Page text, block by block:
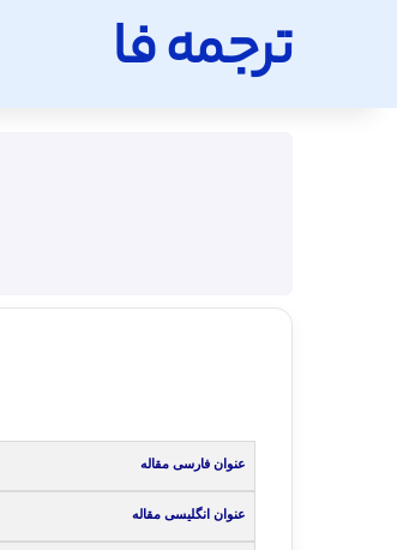
ترجمه فا
عنوان فارسی مقاله
عنوان انگلیسی مقاله